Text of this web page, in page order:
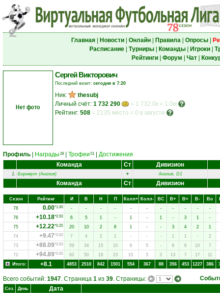
Главная| Новости| Онлайн| Правила| Опросы|
Расписание| Турниры| Команды| Игроки|
Рейтинги| Форум Чат|
Нет фото
Сергей Викторович
Последний визит: сегодня в 7:20
Ник:
thesubj
Личный счёт: 1 732 290
= 1 732.0к = 1.0м
Рейтинг: 508 = 2135 место = 0 в августе
Профиль Награды 28 Трофеи 51
Достижения
Команда
Ст Дивизион
1. Борнмут (Англия) + Англия, D1
Команда Ст Дивизион
Сезон Рейтинг И В Н П Колл+ Колл- ВC В+ В= В- Вo
78
0.00*1.00 - - - - - - - - - -
-
76
+10.18*0.50 6 5 1 - 1 - 1 - 3 1
-
75
+12.22*0.25 20 10 2 8 1 - - 3 4 2
1
74
+9.47*0.00 7 4 2 1 - - - 1 1 -
2
73
+88.09*0.00 59 34 15 10 6 5 - 8 9 10
7
72
+94.89*0.00 92 50 19 23 15 5 2 13 7 17 11
Итого:
+8.1 4853 2510 842 1501 554 367 88 356 453 1227 386
Всего событий: 1947. Страница 1 из 39. Страницы:
Сез. День Дата